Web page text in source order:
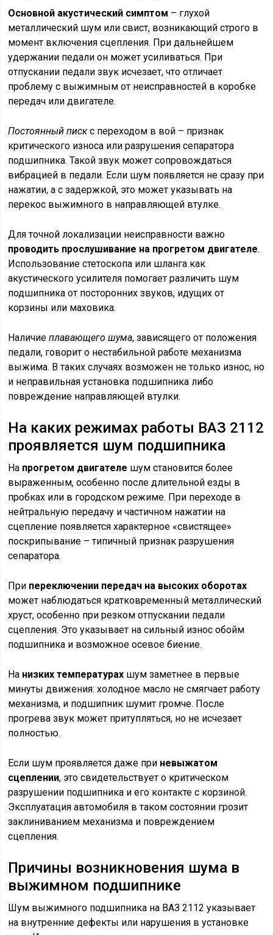
Основной акустический симптом – глухой
металлический шум или свист, возникающий строго в
момент включения сцепления. При дальнейшем
удержании педали он может усиливаться. При
отпускании педали звук исчезает, что отличает
проблему с выжимным от неисправностей в коробке
передач или двигателе.
Постоянный пискс переходом в вой – признак
критического износа или разрушения сепаратора
подшипника. Такой звук может сопровождаться
вибрацией в педали. Если шум появляется не сразу при
нажатии, а с задержкой, это может указывать на
перекос выжимного в направляющей втулке.
Для точной локализации неисправности важно
проводить прослушивание на прогретом двигателе.
Использование стетоскопа или шланга как
акустического усилителя помогает различить шум
подшипника от посторонних звуков, идущих от
корзины или маховика.
Наличиеплавающего шума, зависящего от положения
педали, говорит о нестабильной работе механизма
выжима. В таких случаях возможен не только износ, но
и неправильная установка подшипника либо
повреждение направляющей втулки.
На каких режимах работы ВАЗ 2112
проявляется шум подшипника
На прогретом двигателе шум становится более
выраженным, особенно после длительной езды в
пробках или в городском режиме. При переходе в
нейтральную передачу и частичном нажатии на
сцепление появляется характерное «свистящее»
поскрипывание – типичный признак разрушения
сепаратора.
При переключении передач на высоких оборотах
может наблюдаться кратковременный металлический
хруст, особенно при резком отпускании педали
сцепления. Это указывает на сильный износ обойм
подшипника и возможное осевое биение.
На низких температурах шум заметнее в первые
минуты движения: холодное масло не смягчает работу
механизма, и подшипник шумит громче. После
прогрева звук может притупляться, но не исчезает
полностью.
Если шум проявляется даже при невыжатом
сцеплении, это свидетельствует о критическом
разрушении подшипника и его контакте с корзиной.
Эксплуатация автомобиля в таком состоянии грозит
заклиниванием механизма и повреждением
сцепления.
Причины возникновения шума в
выжимном подшипнике
Шум выжимного подшипника на ВАЗ 2112 указывает
на внутренние дефекты или нарушения в установке